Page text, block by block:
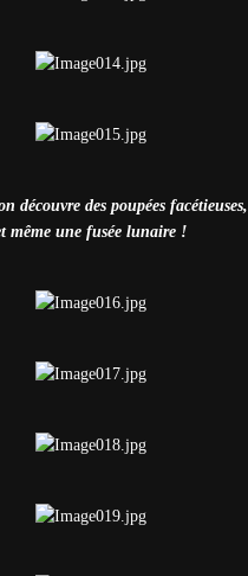
découvre des poupées
même une fusée lunaire !